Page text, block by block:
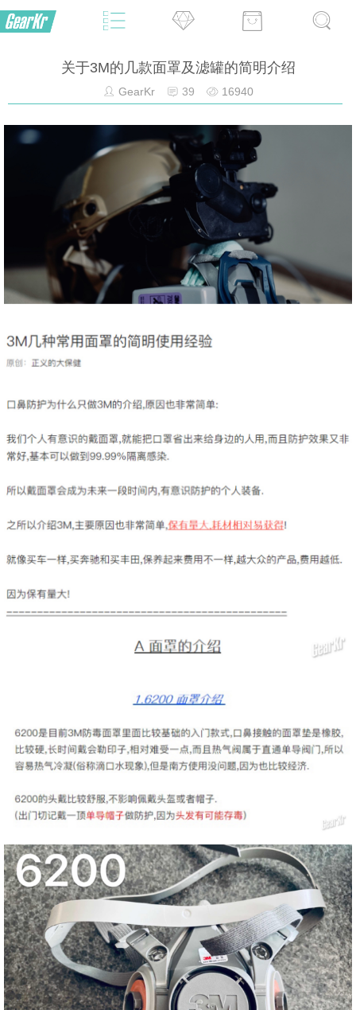
关于3M的几款面罩及滤罐的简明介绍
GearKr 39 16940